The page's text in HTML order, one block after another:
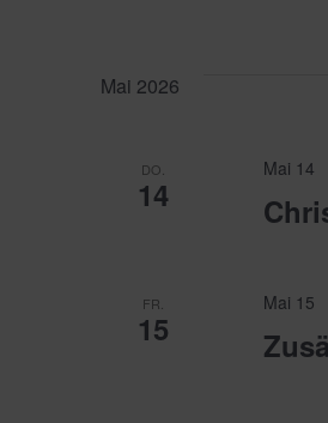
Mai 2026
DO.
14
Mai 14
FR.
15
Mai 15